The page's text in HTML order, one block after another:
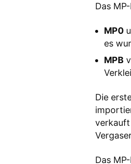
Das
MP0
es
MPB
Die
Das